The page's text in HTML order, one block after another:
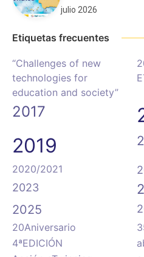
julio 2026
Etiquetas frecuentes
“Challenges of new
technologies for
education and society”
2017
2019
2020/2021
2023
2025
20Aniversario
4ªEDICIÓN